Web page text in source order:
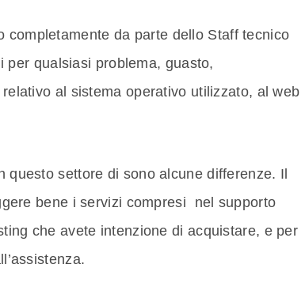
completamente da parte dello Staff tecnico
per qualsiasi problema, guasto,
al sistema operativo utilizzato, al web
questo settore di sono alcune differenze. Il
bene i servizi compresi nel supporto
che avete intenzione di acquistare, e per